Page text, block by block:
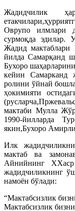
Жадидчилик
Оврупо илмлари
сурмоқда эдилар.
Жадид мактаблари
йилда Самарқанд
Бухоро
кейин Самарканд
ролини ўйнай
ҳокимияти
мактаби Мулла
1990-йилларда
якин,Бухоро
Илк
мактаб ва
Айнийнинг
жадидчиликнинг
намоён бўлади:
“Мактабсизлик
Мактабсизлик